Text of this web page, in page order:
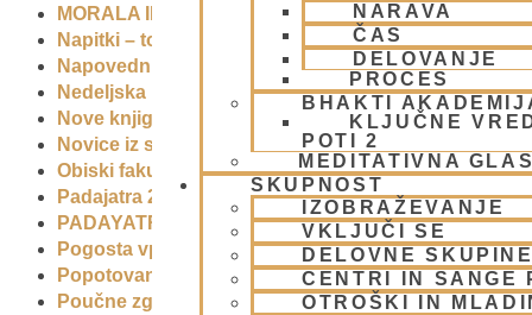
NARAVA
ČAS
DELOVANJE
PROCES
BHAKTI
KLJUČNE
POTI 2
MEDITATIVNA
SKUPNOST
IZOBRAŽEVANJE
VKLJUČI SE
DELOVNE
CENTRI IN SANGE
OTROŠKI IN
MORALA IN ETIKA
Napitki – topli
Napovednik
Nedeljska predavanja in festivali(1)
Nove knjige
Novice iz skupnosti
Obiski fakultete – šole(6)
Padajatra 2008
PADAYATRA
Pogosta vprašanja
(2)
Popotovanja
Poučne zgodbe in nauki
(8)